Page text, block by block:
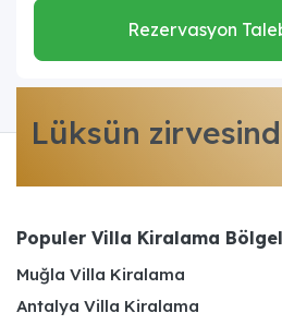
Rezervasyon
Lüksün
Populer Villa Kiralama
Muğla Villa Kiralama
Antalya Villa Kiralama